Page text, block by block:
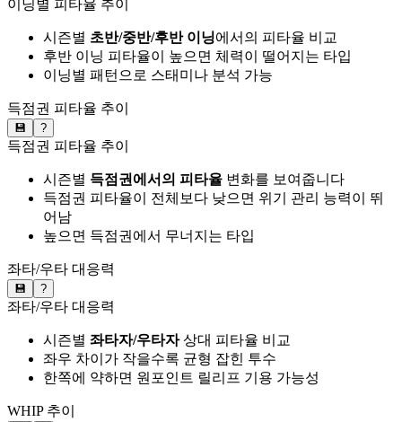
이닝별 피타율 추이
시즌별 초반/중반/후반 이닝에서의 피타율 비교
후반 이닝 피타율이 높으면 체력이 떨어지는 타입
이닝별 패턴으로 스태미나 분석 가능
득점권 피타율 추이
💾 ?
득점권 피타율 추이
시즌별 득점권에서의 피타율 변화를 보여줍니다
득점권 피타율이 전체보다 낮으면 위기 관리 능력이 뛰
어남
높으면 득점권에서 무너지는 타입
좌타/우타 대응력
💾 ?
좌타/우타 대응력
시즌별 좌타자/우타자상대 피타율 비교
좌우 차이가 작을수록 균형 잡힌 투수
한쪽에 약하면 원포인트 릴리프 기용 가능성
WHIP 추이